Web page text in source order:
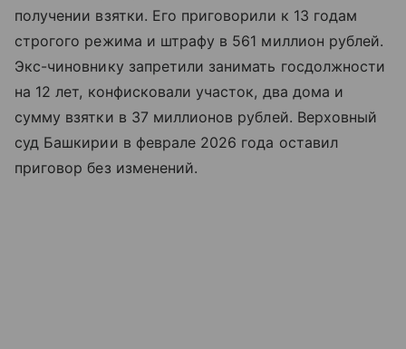
получении взятки. Его приговорили к 13 годам
строгого режима и штрафу в 561 миллион рублей.
Экс-чиновнику запретили занимать госдолжности
на 12 лет, конфисковали участок, два дома и
сумму взятки в 37 миллионов рублей. Верховный
суд Башкирии в феврале 2026 года оставил
приговор без изменений.